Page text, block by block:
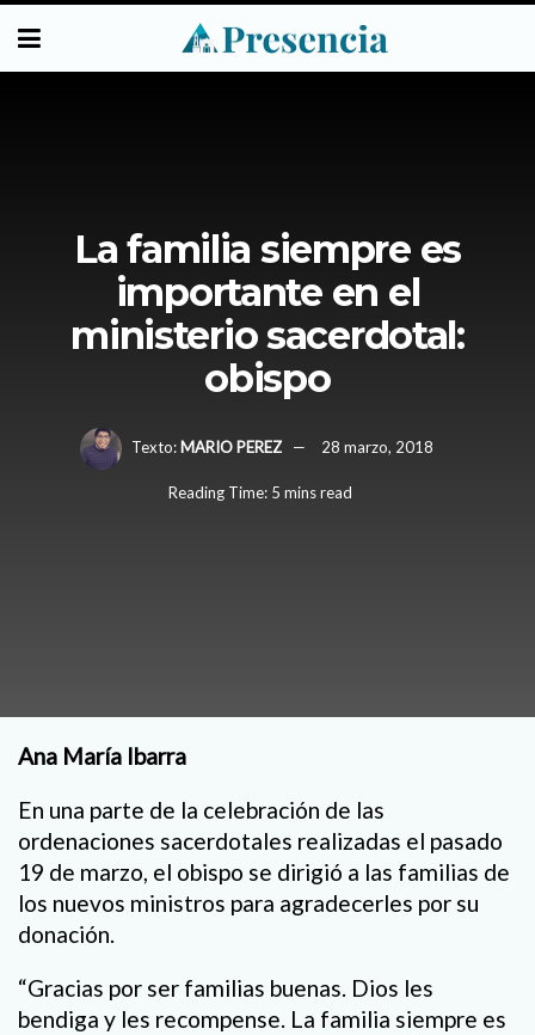
La familia siempre es
importante en el
ministerio sacerdotal:
obispo
Texto: MARIO PEREZ 28 marzo, 2018
Reading Time: 5 mins read
Ana María Ibarra
En una parte de la celebración de las
ordenaciones sacerdotales realizadas el pasado
19 de marzo, el obispo se dirigió a las familias de
los nuevos ministros para agradecerles por su
donación.
“Gracias por ser familias buenas. Dios les
bendiga y les recompense. La familia siempre es